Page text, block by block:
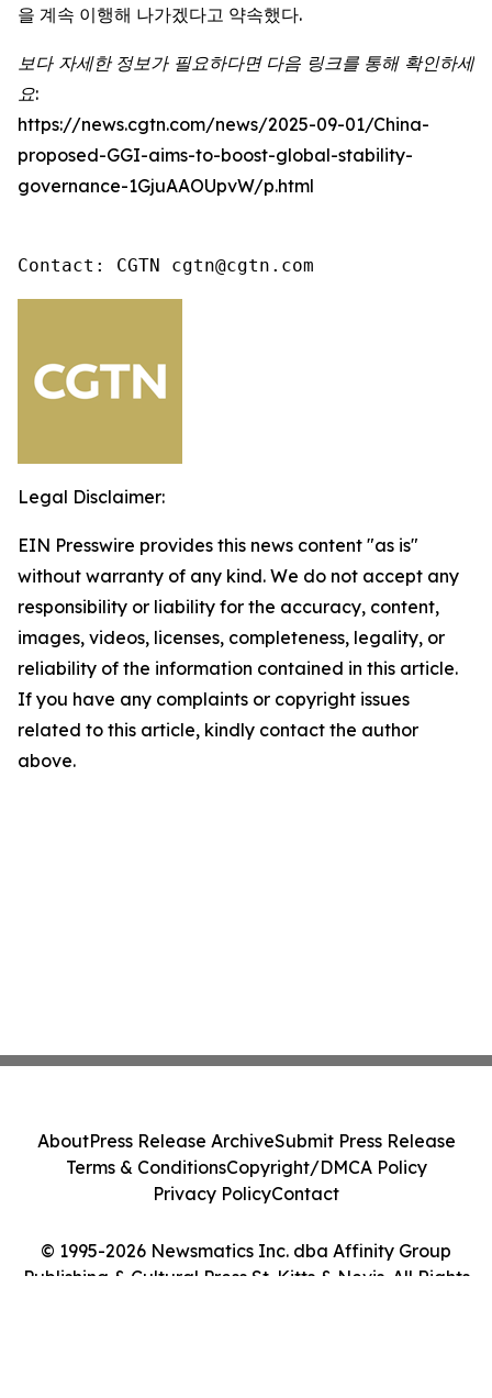
을 계속 이행해 나가겠다고 약속했다.
보다 자세한 정보가 필요하다면 다음 링크를 통해 확인하세
요:
https://news.cgtn.com/news/2025-09-01/China-
proposed-GGI-aims-to-boost-global-stability-
governance-1GjuAAOUpvW/p.html
Contact: CGTN cgtn@cgtn.com
Legal Disclaimer:
EIN Presswire provides this news content "as is"
without warranty of any kind. We do not accept any
responsibility or liability for the accuracy, content,
images, videos, licenses, completeness, legality, or
reliability of the information contained in this article.
If you have any complaints or copyright issues
related to this article, kindly contact the author
above.
© 1995-2026 Newsmatics Inc. dba Affinity Group
Publishing & Cultural Press St. Kitts & Nevis. All Rights
AboutPress Release ArchiveSubmit Press Release
Terms & ConditionsCopyright/DMCA Policy
Privacy PolicyContact